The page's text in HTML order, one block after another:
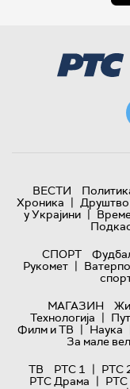
ВЕСТИ
Хроника | Друштво
у Украјини |
СПОРТ
Рукомет |
МАГАЗИН
Технологијa |
Филм и ТВ | Наука
За мале
ТВ
РТС 1 | РТС
РТС Драма | РТС